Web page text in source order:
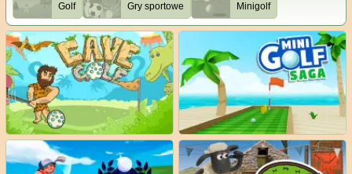
Golf Gry sportowe Minigolf